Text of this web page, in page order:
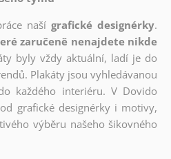
naší grafické designérky.
zaručeně nenajdete nikde
byly vždy aktuální, ladí je do
Plakáty jsou vyhledávanou
každého interiéru. V Dovido
grafické designérky i motivy,
výběru našeho šikovného